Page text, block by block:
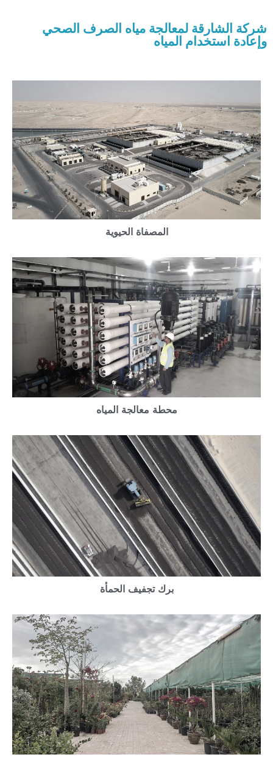
شركة الشارقة لمعالجة مياه الصرف الصحي
وإعادة استخدام المياه
المصفاة الحيوية
محطة معالجة المياه
برك تجفيف الحمأة